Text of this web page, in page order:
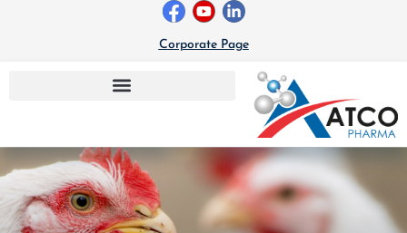
Corporate Page